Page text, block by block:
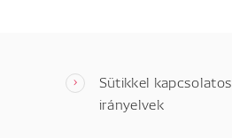
Sütikkel kapcsolatos
irányelvek